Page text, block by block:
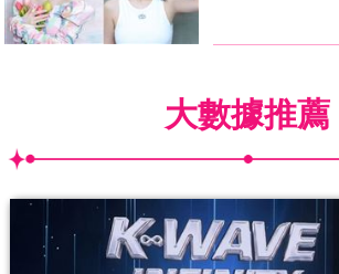
大數據推薦